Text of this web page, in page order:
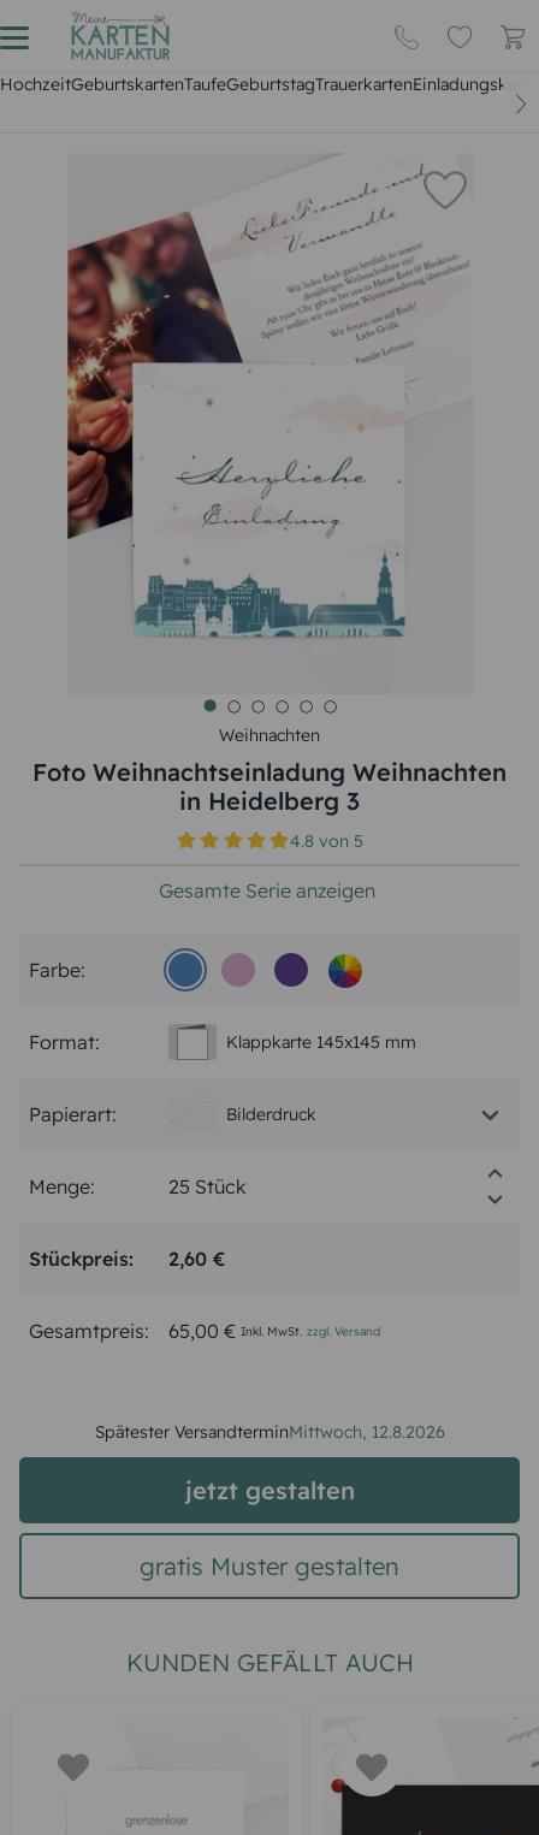
HochzeitGeburtskartenTaufeGeburtstagTrauerkarten
Weihnachten
Foto Weihnachtseinladung Weihnachten
in Heidelberg 3
4.8 von5
Gesamte Serie anzeigen
Farbe:
Format: Klappkarte 145x145 mm
Papierart: Bilderdruck
Menge:
Stückpreis: 2,60 €
Gesamtpreis: 65,00 € Inkl. MwSt. zzgl. Versand
Spätester VersandterminMittwoch, 12.8.2026
jetzt gestalten
gratis Muster gestalten
KUNDEN GEFÄLLT AUCH